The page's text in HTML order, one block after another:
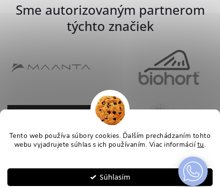
Tento web používa súbory cookies. Ďalším prechádzaním tohto
webu vyjadrujete súhlas s ich používaním. Viac informáciítu.
Súhlasím
Sme autorizovaným partnerom
týchto značiek